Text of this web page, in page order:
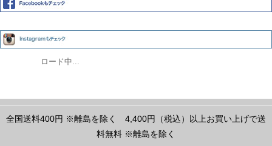
ロード中...
全国送料400円 ※離島を除く
4,400円（税込）以上お買い上げで送
料無料 ※離島を除く